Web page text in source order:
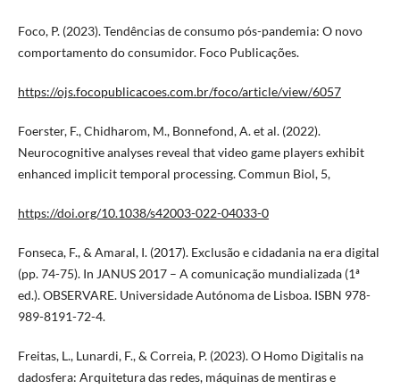
Foco, P. (2023). Tendências de consumo pós-pandemia: O novo
comportamento do consumidor. Foco Publicações.
https://ojs.focopublicacoes.com.br/foco/article/view/6057
Foerster, F., Chidharom, M., Bonnefond, A. et al. (2022).
Neurocognitive analyses reveal that video game players exhibit
enhanced implicit temporal processing. Commun Biol, 5,
https://doi.org/10.1038/s42003-022-04033-0
Fonseca, F., & Amaral, I. (2017). Exclusão e cidadania na era digital
(pp. 74-75). In JANUS 2017 – A comunicação mundializada (1ª
ed.). OBSERVARE. Universidade Autónoma de Lisboa. ISBN 978-
989-8191-72-4.
Freitas, L., Lunardi, F., & Correia, P. (2023). O Homo Digitalis na
dadosfera: Arquitetura das redes, máquinas de mentiras e